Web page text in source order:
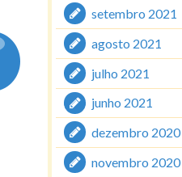
setembro 2021
agosto 2021
julho 2021
junho 2021
dezembro 2020
novembro 2020